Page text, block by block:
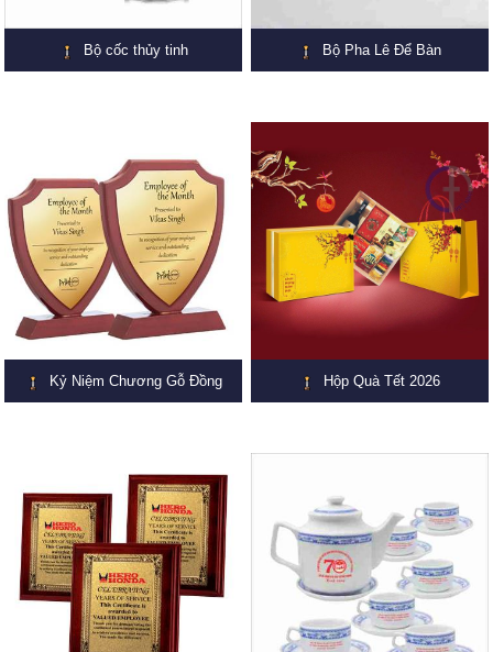
Bộ cốc thủy tinh Bộ Pha Lê Để Bàn
Kỷ Niệm Chương Gỗ Đồng Hộp Quà Tết 2026